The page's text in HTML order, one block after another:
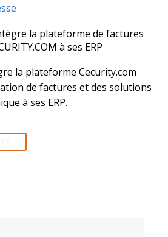
la plateforme de factures
à ses ERP
la plateforme Cecurity.com
de factures et des solutions
à ses ERP.